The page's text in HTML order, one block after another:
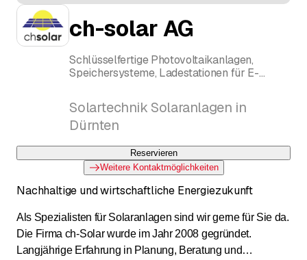
ch-solar AG
Schlüsselfertige Photovoltaikanlagen,
Speichersysteme, Ladestationen für E-
Von der Planung bis zur Umsetzung und dem
anschliessenden Service bieten wir alles aus
einer Hand.
Solartechnik Solaranlagen in
Dürnten
Reservieren
Weitere Kontaktmöglichkeiten
Nachhaltige und wirtschaftliche Energiezukunft
Als Spezialisten für Solaranlagen sind wir gerne für Sie da.
Die Firma ch-Solar wurde im Jahr 2008 gegründet.
Langjährige Erfahrung in Planung, Beratung und